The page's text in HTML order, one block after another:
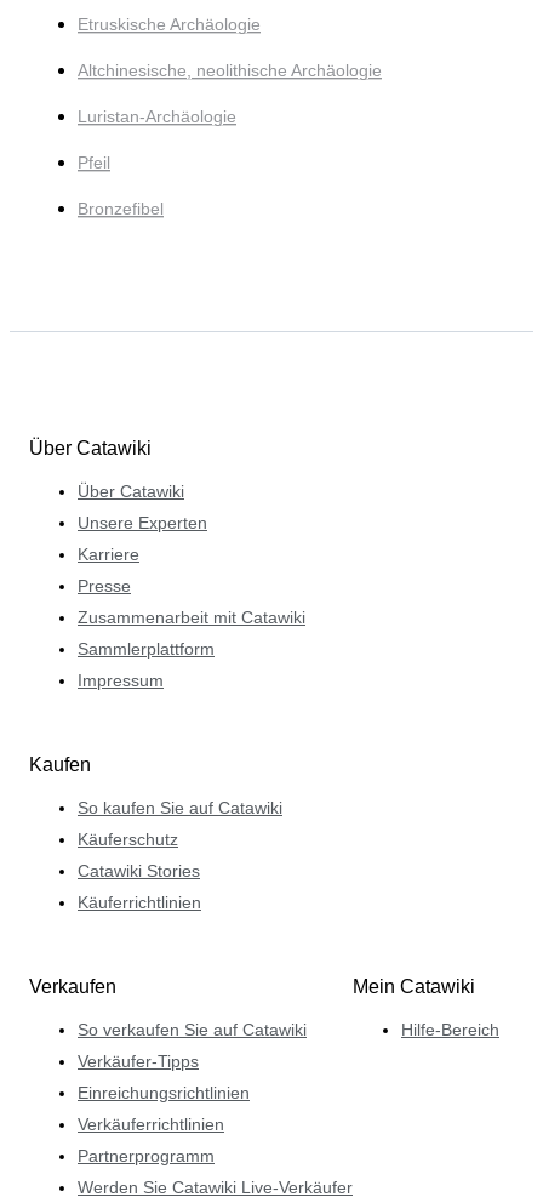
Etruskische Archäologie
Altchinesische, neolithische Archäologie
Luristan-Archäologie
Pfeil
Bronzefibel
Über Catawiki
Über Catawiki
Unsere Experten
Karriere
Presse
Zusammenarbeit mit Catawiki
Sammlerplattform
Impressum
Kaufen
So kaufen Sie auf Catawiki
Käuferschutz
Catawiki Stories
Käuferrichtlinien
Verkaufen
So verkaufen Sie auf Catawiki
Verkäufer-Tipps
Einreichungsrichtlinien
Verkäuferrichtlinien
Partnerprogramm
Werden Sie Catawiki Live-Verkäufer
Mein Catawiki
Hilfe-Bereich